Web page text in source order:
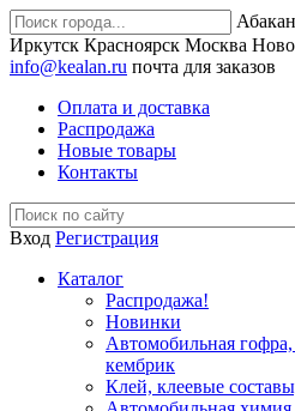
Абакан
Иркутск Красноярск Москва
info@kealan.ru почта для заказов
Оплата и доставка
Распродажа
Новые товары
Контакты
Вход Регистрация
Каталог
Распродажа!
Новинки
Автомобильная гофра,
кембрик
Клей, клеевые